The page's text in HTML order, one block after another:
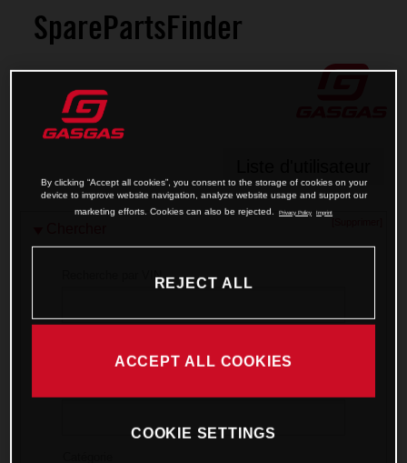
SparePartsFinder
Recherche par VIN
By clicking “Accept all cookies”, you consent to the storage of cookies on your
device to improve website navigation, analyze website usage and support our
marketing efforts. Cookies can also be rejected.
Privacy Policy Imprint
REJECT ALL
ACCEPT ALL COOKIES
COOKIE SETTINGS